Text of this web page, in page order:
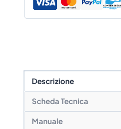
Descrizione
Scheda Tecnica
Manuale